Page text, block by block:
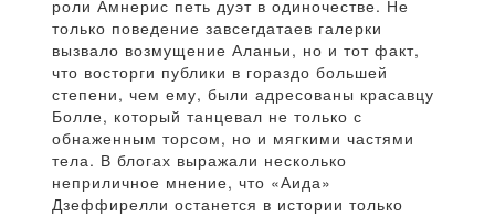
роли Амнерис петь дуэт в одиночестве. Не
только поведение завсегдатаев галерки
вызвало возмущение Аланьи, но и тот факт,
что восторги публики в гораздо большей
степени, чем ему, были адресованы красавцу
Болле, который танцевал не только с
обнаженным торсом, но и мягкими частями
тела. В блогах выражали несколько
неприличное мнение, что «Аида»
Дзеффирелли останется в истории только